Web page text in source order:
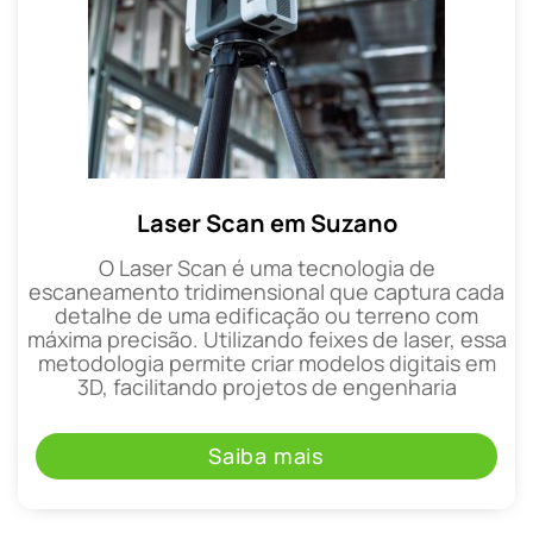
Laser Scan em Suzano
O Laser Scan é uma tecnologia de
escaneamento tridimensional que captura cada
detalhe de uma edificação ou terreno com
máxima precisão. Utilizando feixes de laser, essa
metodologia permite criar modelos digitais em
3D, facilitando projetos de engenharia
Saiba mais